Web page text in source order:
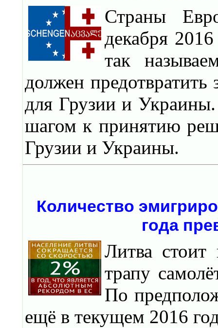
Страны
декабря
так
должен
для Грузии и
шагом к принятию
Грузии и Украины.
Количество
года
Литва стоит
трапу
По
ещё в текущем 2016